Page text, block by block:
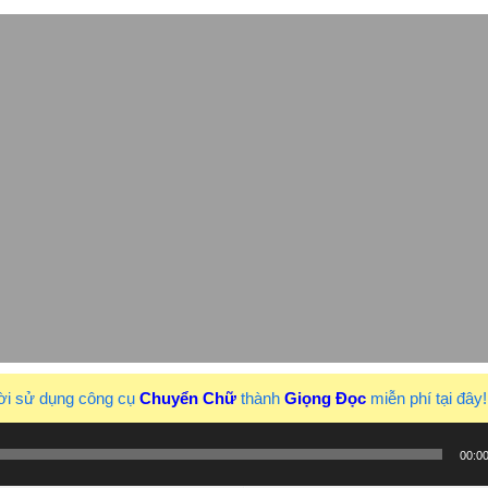
sử dụng công cụ Chuyển Chữ thành Giọng Đọc miễn phí tại đây!
00:00